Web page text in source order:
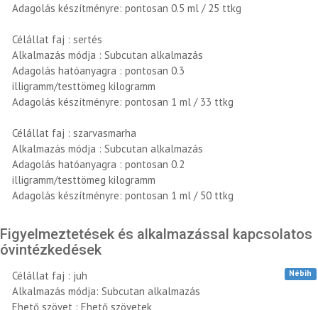
Adagolás készítményre: pontosan 0.5 ml / 25 ttkg
Célállat faj : sertés
Alkalmazás módja : Subcutan alkalmazás
Adagolás hatóanyagra : pontosan 0.3
illigramm/testtömeg kilogramm
Adagolás készítményre: pontosan 1 ml / 33 ttkg
Célállat faj : szarvasmarha
Alkalmazás módja : Subcutan alkalmazás
Adagolás hatóanyagra : pontosan 0.2
illigramm/testtömeg kilogramm
Adagolás készítményre: pontosan 1 ml / 50 ttkg
Figyelmeztetések és alkalmazással kapcsolatos
óvintézkedések
Célállat faj : juh
Alkalmazás módja: Subcutan alkalmazás
Ehető szövet : Ehető szövetek
Nébih